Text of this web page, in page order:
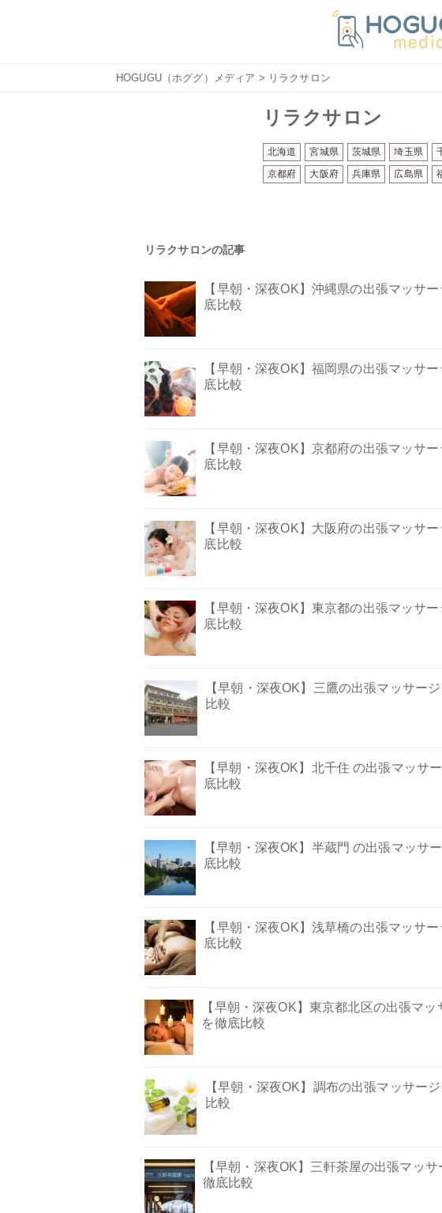
HOGUGU（ホググ）メディア > リラクサロン
リラクサロン
北海道 宮城県 茨城県 埼玉県
京都府
大阪府 兵庫県 広島県
リラクサロンの記事
【早朝・深夜OK】沖縄県の出張マッサ
底比較
【早朝・深夜OK】福岡県の出張マッサ
底比較
【早朝・深夜OK】京都府の出張マッサ
底比較
【早朝・深夜OK】大阪府の出張マッサ
底比較
【早朝・深夜OK】東京都の出張マッサ
底比較
【早朝・深夜OK】三鷹の出張マッサー
比較
【早朝・深夜OK】北千住 の出張マッサ
底比較
【早朝・深夜OK】半蔵門 の出張マッサ
底比較
【早朝・深夜OK】浅草橋の出張マッサ
底比較
【早朝・深夜OK】東京都北区の出張マ
を徹底比較
【早朝・深夜OK】調布の出張マッサー
比較
【早朝・深夜OK】三軒茶屋の出張マッ
徹底比較